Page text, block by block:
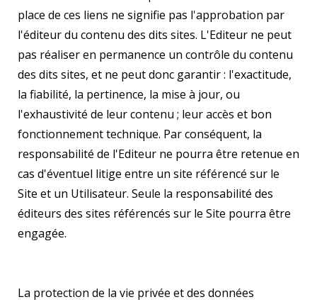
place de ces liens ne signifie pas l'approbation par
l'éditeur du contenu des dits sites. L'Editeur ne peut
pas réaliser en permanence un contrôle du contenu
des dits sites, et ne peut donc garantir : l'exactitude,
la fiabilité, la pertinence, la mise à jour, ou
l'exhaustivité de leur contenu ; leur accès et bon
fonctionnement technique. Par conséquent, la
responsabilité de l'Editeur ne pourra être retenue en
cas d'éventuel litige entre un site référencé sur le
Site et un Utilisateur. Seule la responsabilité des
éditeurs des sites référencés sur le Site pourra être
engagée.
La protection de la vie privée et des données